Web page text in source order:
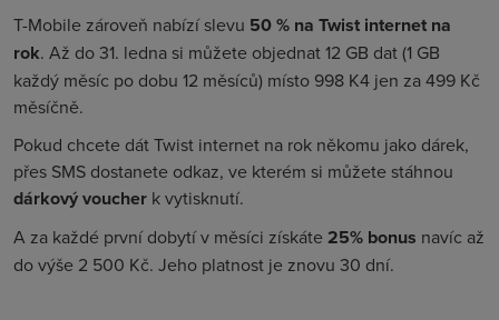
T-Mobile zároveň nabízí slevu 50 % na Twist internet na
rok. Až do 31. ledna si můžete objednat 12 GB dat (1 GB
každý měsíc po dobu 12 měsíců) místo 998 K4 jen za 499 Kč
měsíčně.
Pokud chcete dát Twist internet na rok někomu jako dárek,
přes SMS dostanete odkaz, ve kterém si můžete stáhnou
dárkový voucher k vytisknutí.
A za každé první dobytí v měsíci získáte 25% bonus navíc až
do výše 2 500 Kč. Jeho platnost je znovu 30 dní.